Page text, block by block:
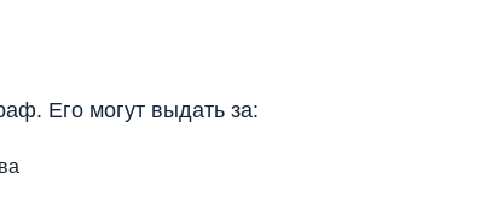
Его могут выдать за: